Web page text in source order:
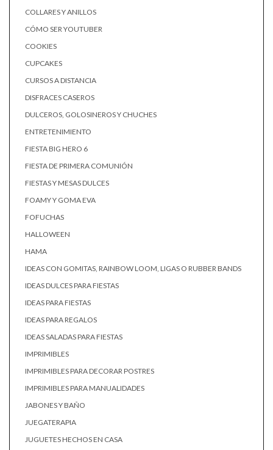
COLLARES Y ANILLOS
CÓMO SER YOUTUBER
COOKIES
CUPCAKES
CURSOS A DISTANCIA
DISFRACES CASEROS
DULCEROS, GOLOSINEROS Y CHUCHES
ENTRETENIMIENTO
FIESTA BIG HERO 6
FIESTA DE PRIMERA COMUNIÓN
FIESTAS Y MESAS DULCES
FOAMY Y GOMA EVA
FOFUCHAS
HALLOWEEN
HAMA
IDEAS CON GOMITAS, RAINBOW LOOM, LIGAS O RUBBER BANDS
IDEAS DULCES PARA FIESTAS
IDEAS PARA FIESTAS
IDEAS PARA REGALOS
IDEAS SALADAS PARA FIESTAS
IMPRIMIBLES
IMPRIMIBLES PARA DECORAR POSTRES
IMPRIMIBLES PARA MANUALIDADES
JABONES Y BAÑO
JUEGATERAPIA
JUGUETES HECHOS EN CASA